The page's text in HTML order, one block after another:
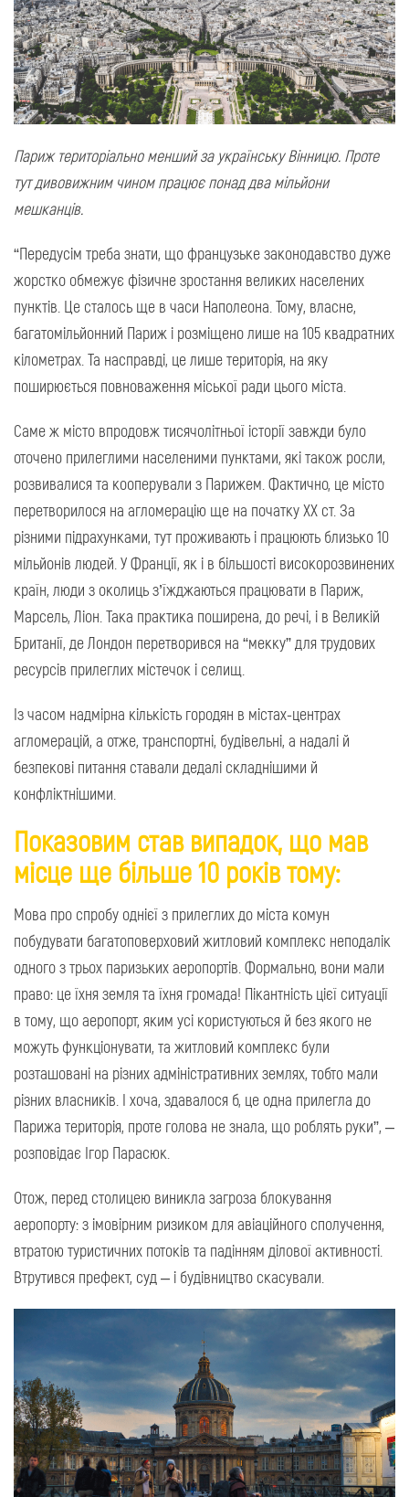
Париж територіально менший за українську Вінницю. Проте
тут дивовижним чином працює понад два мільйони
мешканців.
“Передусім треба знати, що французьке законодавство дуже
жорстко обмежує фізичне зростання великих населених
пунктів. Це сталось ще в часи Наполеона. Тому, власне,
багатомільйонний Париж і розміщено лише на 105 квадратних
кілометрах. Та насправді, це лише територія, на яку
поширюється повноваження міської ради цього міста.
Саме ж місто впродовж тисячолітньої історії завжди було
оточено прилеглими населеними пунктами, які також росли,
розвивалися та кооперували з Парижем. Фактично, це місто
перетворилося на агломерацію ще на початку ХХ ст. За
різними підрахунками, тут проживають і працюють близько 10
мільйонів людей. У Франції, як і в більшості високорозвинених
країн, люди з околиць з’їжджаються працювати в Париж,
Марсель, Ліон. Така практика поширена, до речі, і в Великій
Британії, де Лондон перетворився на “мекку” для трудових
ресурсів прилеглих містечок і селищ.
Із часом надмірна кількість городян в містах-центрах
агломерацій, а отже, транспортні, будівельні, а надалі й
безпекові питання ставали дедалі складнішими й
конфліктнішими.
Показовим став випадок, що мав
місце ще більше 10 років тому:
Мова про спробу однієї з прилеглих до міста комун
побудувати багатоповерховий житловий комплекс неподалік
одного з трьох паризьких аеропортів. Формально, вони мали
право: це їхня земля та їхня громада! Пікантність цієї ситуації
в тому, що аеропорт, яким усі користуються й без якого не
можуть функціонувати, та житловий комплекс були
розташовані на різних адміністративних землях, тобто мали
різних власників. І хоча, здавалося б, це одна прилегла до
Парижа територія, проте голова не знала, що роблять руки”, –
розповідає Ігор Парасюк.
Отож, перед столицею виникла загроза блокування
аеропорту: з імовірним ризиком для авіаційного сполучення,
втратою туристичних потоків та падінням ділової активності.
Втрутився префект, суд – і будівництво скасували.